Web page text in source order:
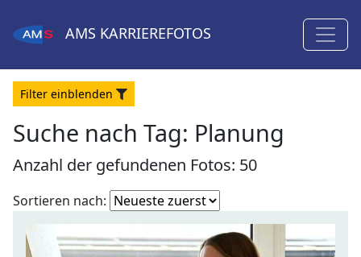
AMS KARRIEREFOTOS
Filter einblenden
Suche nach Tag: Planung
Anzahl der gefundenen Fotos: 50
Sortieren nach: